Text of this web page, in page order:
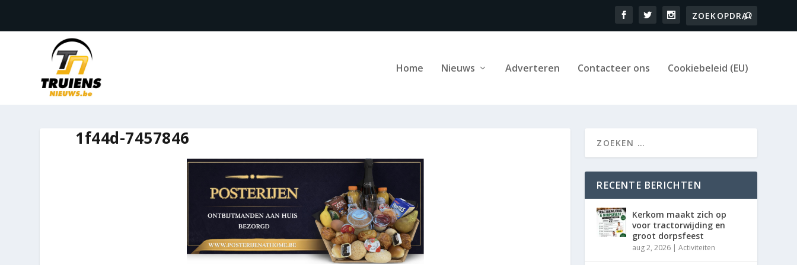
Home Nieuws Adverteren Contacteer ons Cookiebeleid (EU)
1f44d-7457846
RECENTE BERICHTEN
Kerkom maakt zich op
voor tractorwijding en
groot dorpsfeest
aug 2, 2026 |Activiteiten